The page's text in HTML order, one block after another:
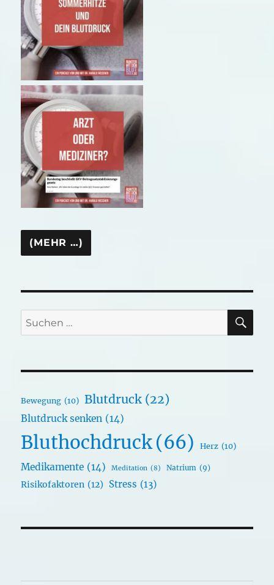
Suchen
nach:
Bewegung (10) Blutdruck (22)
Blutdruck senken (14)
Bluthochdruck(66) Herz (10)
Medikamente (14) Meditation (8) Natrium (9)
Risikofaktoren (12) Stress (13)